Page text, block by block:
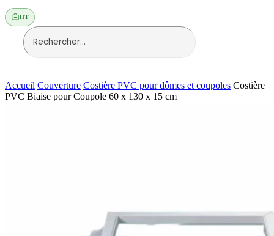
HT
Accueil Couverture Costière PVC pour dômes et coupoles Costière
PVC Biaise pour Coupole 60 x 130 x 15 cm